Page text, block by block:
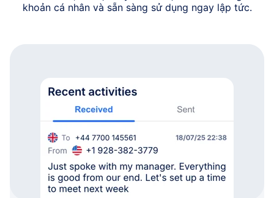
khoản cá nhân và sẵn sàng sử dụng ngay lập tức.